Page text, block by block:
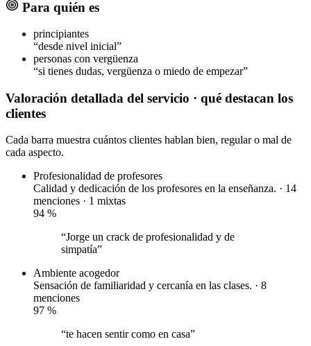
Para quién es
principiantes
“desde nivel inicial”
personas con vergüenza
“si tienes dudas, vergüenza o miedo de empezar”
Valoración detallada del servicio · qué destacan los
clientes
Cada barra muestra cuántos clientes hablan bien, regular o mal de
cada aspecto.
Profesionalidad de profesores
Calidad y dedicación de los profesores en la enseñanza. · 14
menciones · 1 mixtas
94 %
“Jorge un crack de profesionalidad y de
simpatía”
Ambiente acogedor
Sensación de familiaridad y cercanía en las clases. · 8
menciones
97 %
“te hacen sentir como en casa”